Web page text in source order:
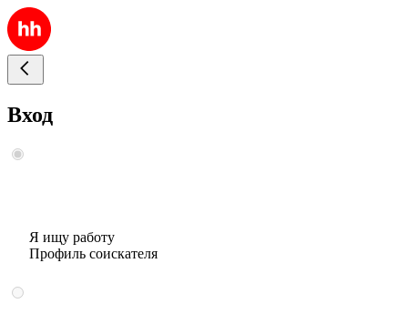
Вход
Я ищу работу
Профиль соискателя